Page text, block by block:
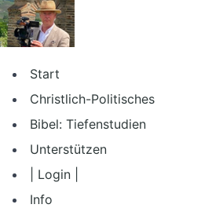
Zum
Inhalt
springen
Start
Christlich-Politisches
Bibel: Tiefenstudien
Unterstützen
| Login |
Info